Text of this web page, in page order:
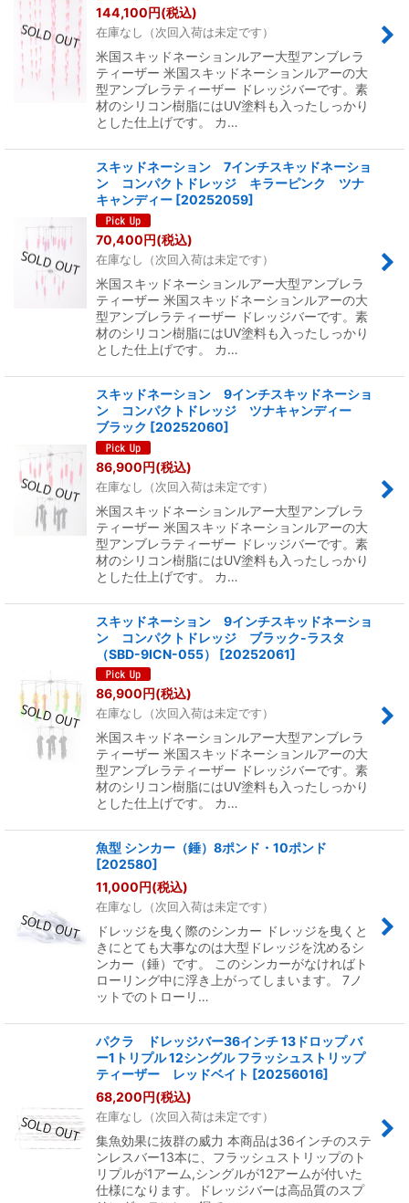
144,100円(税込)
在庫なし（次回入荷は未定です）
米国スキッドネーションルアー大型アンブレラ
ティーザー 米国スキッドネーションルアーの大
型アンブレラティーザー ドレッジバーです。素
材のシリコン樹脂にはUV塗料も入ったしっかり
とした仕上げです。 カ…
スキッドネーション 7インチスキッドネーショ
ン コンパクトドレッジ キラーピンク ツナ
キャンディー [20252059]
70,400円(税込)
在庫なし（次回入荷は未定です）
米国スキッドネーションルアー大型アンブレラ
ティーザー 米国スキッドネーションルアーの大
型アンブレラティーザー ドレッジバーです。素
材のシリコン樹脂にはUV塗料も入ったしっかり
とした仕上げです。 カ…
スキッドネーション 9インチスキッドネーショ
ン コンパクトドレッジ ツナキャンディー
ブラック [20252060]
86,900円(税込)
在庫なし（次回入荷は未定です）
米国スキッドネーションルアー大型アンブレラ
ティーザー 米国スキッドネーションルアーの大
型アンブレラティーザー ドレッジバーです。素
材のシリコン樹脂にはUV塗料も入ったしっかり
とした仕上げです。 カ…
スキッドネーション 9インチスキッドネーショ
ン コンパクトドレッジ ブラック-ラスタ
（SBD-9ICN-055）
[20252061]
86,900円(税込)
在庫なし（次回入荷は未定です）
米国スキッドネーションルアー大型アンブレラ
ティーザー 米国スキッドネーションルアーの大
型アンブレラティーザー ドレッジバーです。素
材のシリコン樹脂にはUV塗料も入ったしっかり
とした仕上げです。 カ…
魚型 シンカー（錘）8ポンド・10ポンド
[202580]
11,000円(税込)
在庫なし（次回入荷は未定です）
ドレッジを曳く際のシンカー ドレッジを曳くと
きにとても大事なのは大型ドレッジを沈めるシ
ンカー（錘）です。 このシンカーがなければト
ローリング中に浮き上がってしまいます。 7ノ
ットでのトローリ…
パクラ ドレッジバー36インチ 13ドロップ バ
ー1トリプル 12シングル フラッシュストリップ
ティーザー レッドベイト [20256016]
68,200円(税込)
在庫なし（次回入荷は未定です）
集魚効果に抜群の威力 本商品は36インチのステ
ンレスバー13本に、フラッシュストリップのト
リプルが1アーム,シングルが12アームが付いた
仕様になります。ドレッジバーは高品質のスプ